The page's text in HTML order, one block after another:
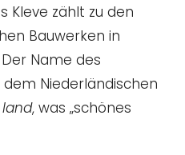
Kleve zählt zu den
Bauwerken in
Name des
Niederländischen
, was „schönes